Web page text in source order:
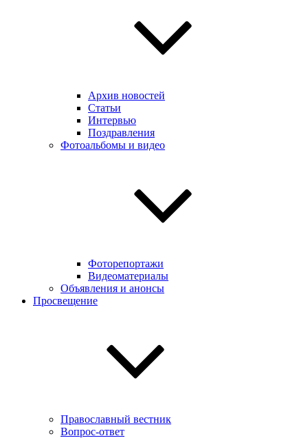
Архив новостей
Статьи
Интервью
Поздравления
Фотоальбомы и видео
Фоторепортажи
Видеоматериалы
Объявления и анонсы
Просвещение
Православный вестник
Вопрос-ответ